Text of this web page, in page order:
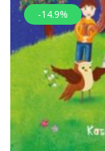
-14.9%